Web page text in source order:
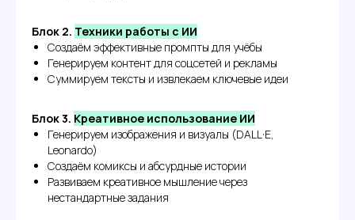
Блок 2. Техники работы с ИИ
Создаём эффективные промпты для учёбы
Генерируем контент для соцсетей и рекламы
Суммируем тексты и извлекаем ключевые идеи
Блок 3. Креативное использование ИИ
Генерируем изображения и визуалы (DALL·E,
Leonardo)
Создаём комиксы и абсурдные истории
Развиваем креативное мышление через
нестандартные задания